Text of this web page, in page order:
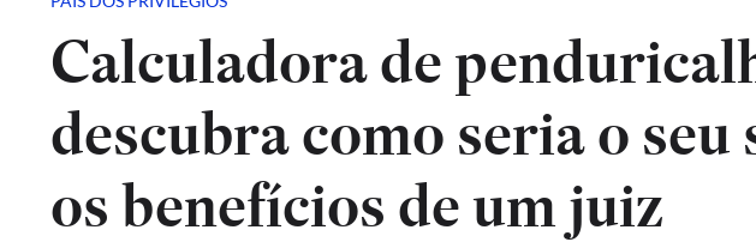
Calculadora de
descubra como seria o
os benefícios de um juiz